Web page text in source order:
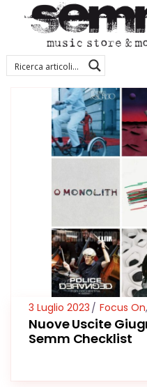
3 Luglio 2023 Focus On,
Nuove Uscite
Semm Checklist